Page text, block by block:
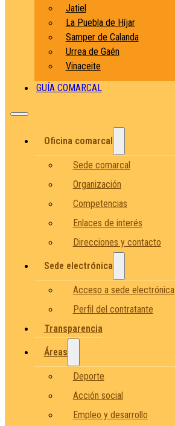
Jatiel
La Puebla de Híjar
Samper de Calanda
Urrea de Gaén
Vinaceite
GUÍA COMARCAL
Oficina comarcal
Sede comarcal
Organización
Competencias
Enlaces de interés
Direcciones y contacto
Sede electrónica
Acceso a sede electrónica
Perfil del contratante
Transparencia
Áreas
Deporte
Acción social
Empleo y desarrollo